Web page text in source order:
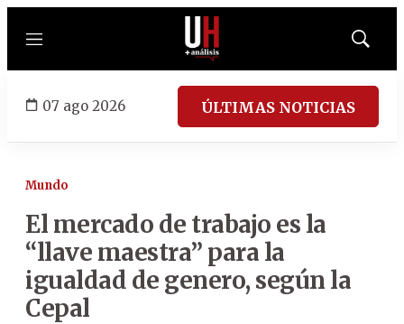
Menú
Mostrar
07 ago 2026 ÚLTIMAS NOTICIAS
Mundo
El mercado de trabajo es la
“llave maestra” para la
igualdad de genero, según la
Cepal